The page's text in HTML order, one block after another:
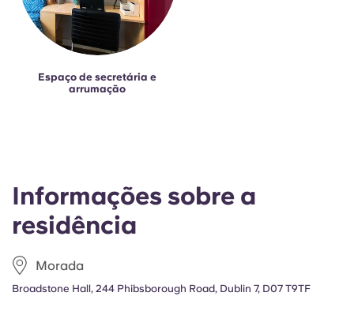
Informações sobre a
residência
Morada
Broadstone Hall, 244 Phibsborough Road, Dublin 7, D07 T9TF
Espaço de secretária e
arrumação